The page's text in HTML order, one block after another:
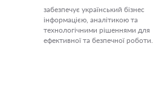
забезпечує український бізнес
інформацією, аналітикою та
технологічними рішеннями для
ефективної та безпечної роботи.